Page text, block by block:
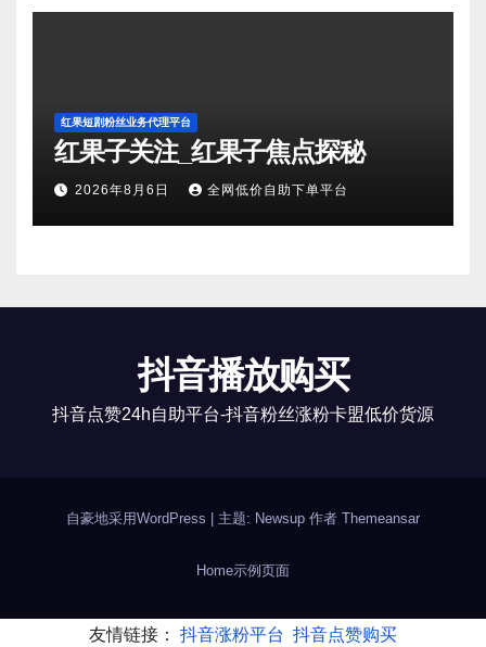
红果短剧粉丝业务代理平台
红果子关注_红果子焦点探秘
2026年8月6日 全网低价自助下单平台
抖音播放购买
抖音点赞24h自助平台-抖音粉丝涨粉卡盟低价货源
自豪地采用WordPress | 主题: Newsup 作者 Themeansar
Home示例页面
友情链接： 抖音涨粉平台 抖音点赞购买